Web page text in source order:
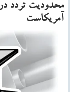
محدودیت تردد
آمریكاست